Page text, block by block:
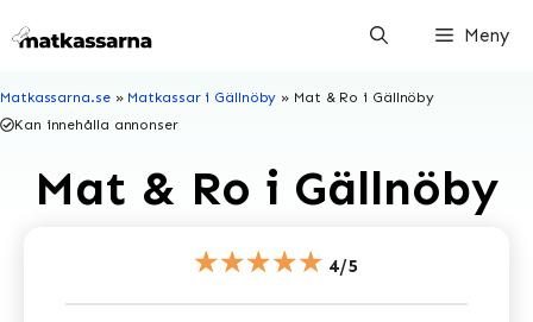
till
Meny
Matkassarna.se» Matkassar i Gällnöby » Mat & Ro i Gällnöby
Kan innehålla annonser
Mat & Ro i Gällnöby
★★★★★ 4/5